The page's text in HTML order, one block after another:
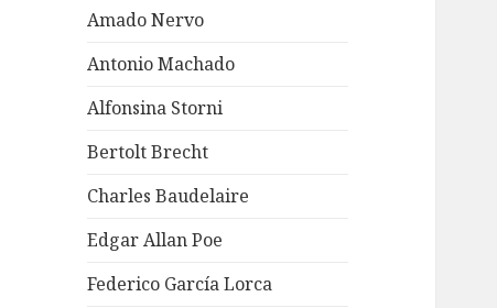
Amado Nervo
Antonio Machado
Alfonsina Storni
Bertolt Brecht
Charles Baudelaire
Edgar Allan Poe
Federico García Lorca